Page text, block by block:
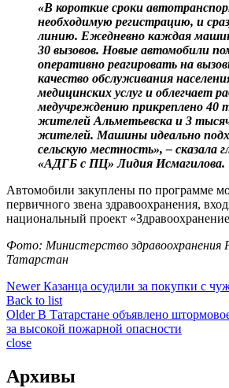
«В короткие сроки
необходимую регистрацию, и
линию. Ежедневно каждая
30 вызовов. Новые автомобили
оперативно реагировать на
качество обслуживания
медицинских услуг и облегчает
медучреждению прикреплено 40
жителей Альметьевска и 3
жителей. Машины идеально
сельскую местность», – сказала
«АДГБ с ПЦ» Лидия Исмагилова.
Автомобили закуплены по программе
первичного звена здравоохранения,
национальный проект
Фото: Министерство здравоохранения
Татарстан
Newer Казанца осудили за покупки с
Back to list
Older В Татарстане объявлено
за высокой пожарной опасности
close
Архивы